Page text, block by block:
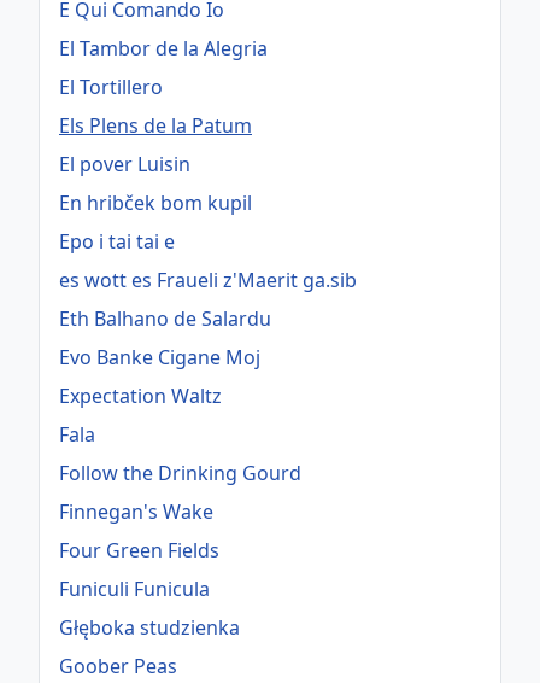
E Qui Comando Io
El Tambor de la Alegria
El Tortillero
Els Plens de la Patum
El pover Luisin
En hribček bom kupil
Epo i tai tai e
es wott es Fraueli z'Maerit ga.sib
Eth Balhano de Salardu
Evo Banke Cigane Moj
Expectation Waltz
Fala
Follow the Drinking Gourd
Finnegan's Wake
Four Green Fields
Funiculi Funicula
Głęboka studzienka
Goober Peas